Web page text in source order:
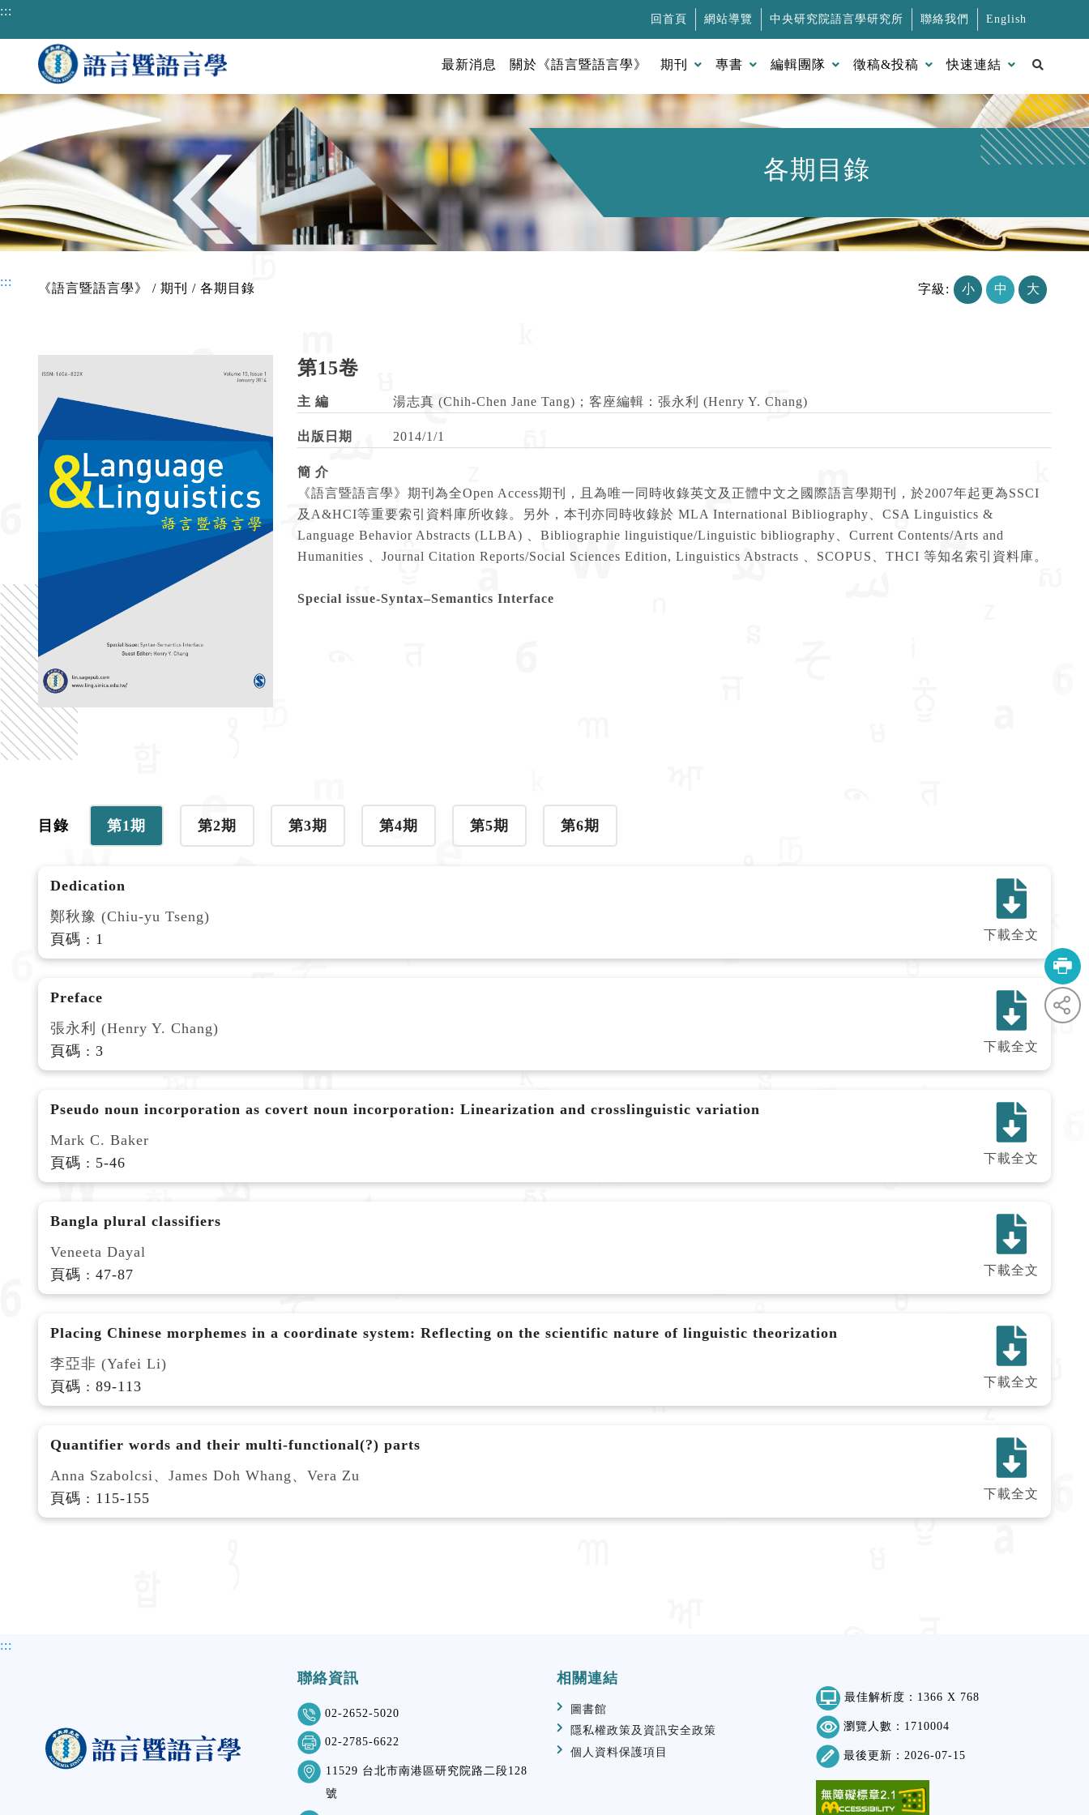
跳到主要內容區塊
:::
回首頁 網站導覽 中央研究院語言學研究所 聯絡我們 English
最新消息 關於《語言暨語言學》 期刊 專書 編輯團隊 徵稿&投稿 快速連結
各期目錄
::: 《語言暨語言學》 / 期刊 / 各期目錄 字級: 小 中 大
第15卷
主 編 湯志真 (Chih-Chen Jane Tang)；客座編輯：張永利 (Henry Y. Chang)
出版日期 2014/1/1
簡 介
《語言暨語言學》期刊為全Open Access期刊，且為唯一同時收錄英文及正體中文之國際語言學期刊，於2007年起更為SSCI
及A&HCI等重要索引資料庫所收錄。另外，本刊亦同時收錄於 MLA International Bibliography、CSA Linguistics &
Language Behavior Abstracts (LLBA) 、Bibliographie linguistique/Linguistic bibliography、Current Contents/Arts and
Humanities 、Journal Citation Reports/Social Sciences Edition, Linguistics Abstracts 、SCOPUS、THCI 等知名索引資料庫。
Special issue-Syntax–Semantics Interface
目錄 第1期 第2期 第3期 第4期 第5期 第6期
Dedication
鄭秋豫 (Chiu-yu Tseng)
頁碼 : 1
下載全文
Preface
張永利 (Henry Y. Chang)
頁碼 : 3
下載全文
Pseudo noun incorporation as covert noun incorporation: Linearization and crosslinguistic variation
Mark C. Baker
頁碼 : 5-46
下載全文
Bangla plural classifiers
Veneeta Dayal
頁碼 : 47-87
下載全文
Placing Chinese morphemes in a coordinate system: Reflecting on the scientific nature of linguistic theorization
李亞非 (Yafei Li)
頁碼 : 89-113
下載全文
Quantifier words and their multi-functional(?) parts
Anna Szabolcsi、James Doh Whang、Vera Zu
頁碼 : 115-155
下載全文
:::
聯絡資訊
02-2652-5020
02-2785-6622
11529 台北市南港區研究院路二段128
號
相關連結
圖書館
隱私權政策及資訊安全政策
個人資料保護項目
最佳解析度：1366 X 768
瀏覽人數：1710004
最後更新：2026-07-15